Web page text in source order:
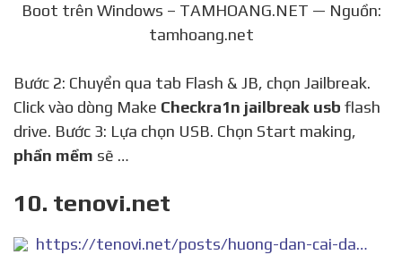
Boot trên Windows – TAMHOANG.NET — Nguồn:
tamhoang.net
Bước 2: Chuyển qua tab Flash & JB, chọn Jailbreak.
Click vào dòng Make Checkra1n jailbreak usb flash
drive. Bước 3: Lựa chọn USB. Chọn Start making,
phần mềm sẽ …
10. tenovi.net
https://tenovi.net/posts/huong-dan-cai-dat-va-jailbreak-ios-123-1322-bang-checkra1n-tren-may-mac-1573442344.html